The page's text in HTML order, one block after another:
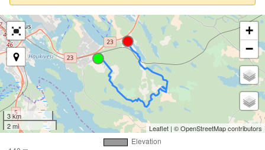
+
−
3 km
2 mi
Leaflet | ©OpenStreetMapcontributors